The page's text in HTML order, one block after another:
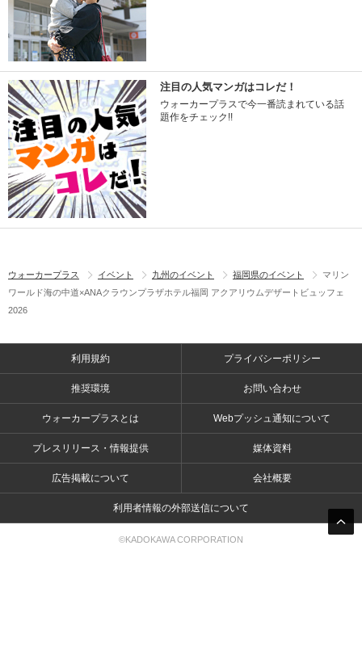
注目の人気マンガはコレだ！
ウォーカープラスで今一番読まれている話
題作をチェック!!
ウォーカープラス イベント 九州のイベント 福岡県のイベント
マリン
ワールド海の中道×ANAクラウンプラザホテル福岡 アクアリウムデザートビュッフェ
2026
利用規約 プライバシーポリシー
推奨環境 お問い合わせ
ウォーカープラスとは Webプッシュ通知について
プレスリリース・情報提供 媒体資料
広告掲載について 会社概要
利用者情報の外部送信について
©KADOKAWA CORPORATION